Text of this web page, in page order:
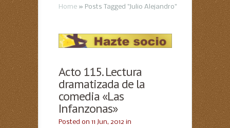
Home » Posts Tagged "Julio Alejandro"
Acto 115. Lectura
dramatizada de la
comedia «Las
Infanzonas»
Posted on 11 Jun, 2012 in